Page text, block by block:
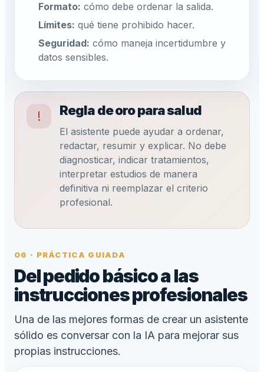
Formato: cómo debe ordenar la salida.
Límites: qué tiene prohibido hacer.
Seguridad: cómo maneja incertidumbre y
datos sensibles.
! Regla de oro para salud
El asistente puede ayudar a ordenar,
redactar, resumir y explicar. No debe
diagnosticar, indicar tratamientos,
interpretar estudios de manera
definitiva ni reemplazar el criterio
profesional.
06 · PRÁCTICA GUIADA
Del pedido básico a las
instrucciones profesionales
Una de las mejores formas de crear un asistente
sólido es conversar con la IA para mejorar sus
propias instrucciones.